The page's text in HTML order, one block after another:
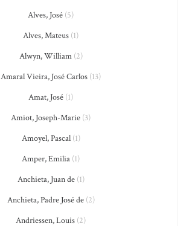
Alves, José (5)
Alves, Mateus (1)
Alwyn, William(2)
Amaral Vieira, José Carlos (13)
Amat, José (1)
Amiot, Joseph-Marie (3)
Amoyel, Pascal(1)
Amper, Emilia (1)
Anchieta, Juan de(1)
Anchieta, Padre José de(2)
Andriessen, Louis (2)